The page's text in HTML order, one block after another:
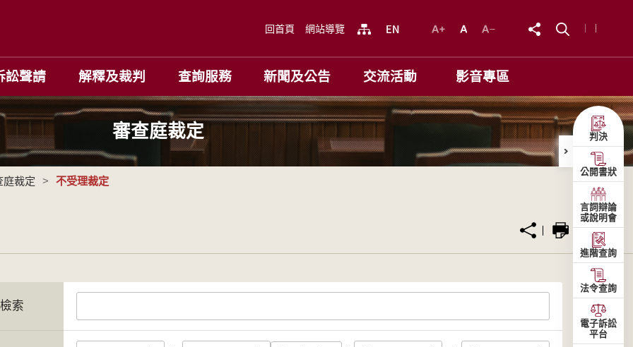
回首頁 網站導覽
訟聲請 解釋及裁判 查詢服務 新聞及公告 交流活動 影音專區
審查庭裁定
庭裁定 > 不受理裁定
索
判決
公開書狀
言詞辯論
或說明會
進階查詢
法令查詢
電子訴訟
平台